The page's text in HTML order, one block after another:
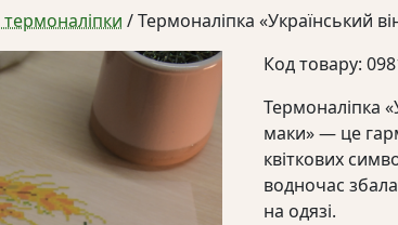
термоналіпки / Термоналіпка «Український
Код товару:
Термоналіпка
маки» — це
квіткових
водночас
на одязі.